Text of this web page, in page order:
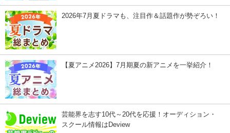
2026年7月夏ドラマも、注目作＆話題作が勢ぞろい！
【夏アニメ2026】7月期夏の新アニメを一挙紹介！
芸能界を志す10代～20代を応援！オーディション・
スクール情報はDeview